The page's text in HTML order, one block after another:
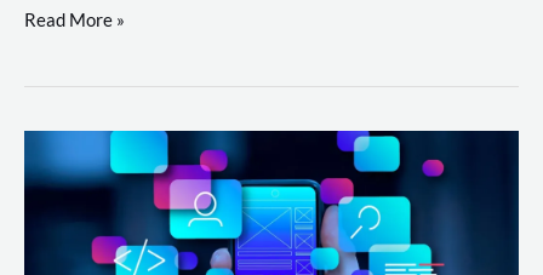
Por
migrar
de
Read More »